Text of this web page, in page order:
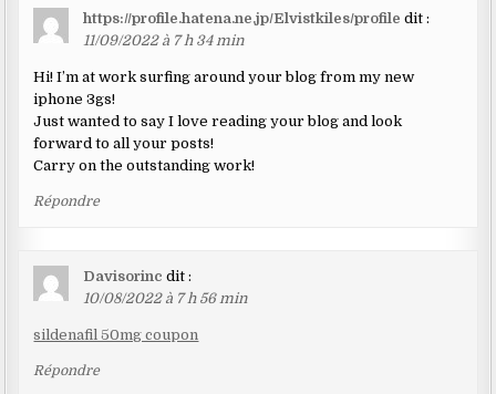
https://profile.hatena.ne.jp/Elvistkiles/profile dit :
11/09/2022 à 7 h 34 min
Hi! I’m at work surfing around your blog from my new
iphone 3gs!
Just wanted to say I love reading your blog and look
forward to all your posts!
Carry on the outstanding work!
Répondre
Davisorinc dit :
10/08/2022 à 7 h 56 min
sildenafil 50mg coupon
Répondre